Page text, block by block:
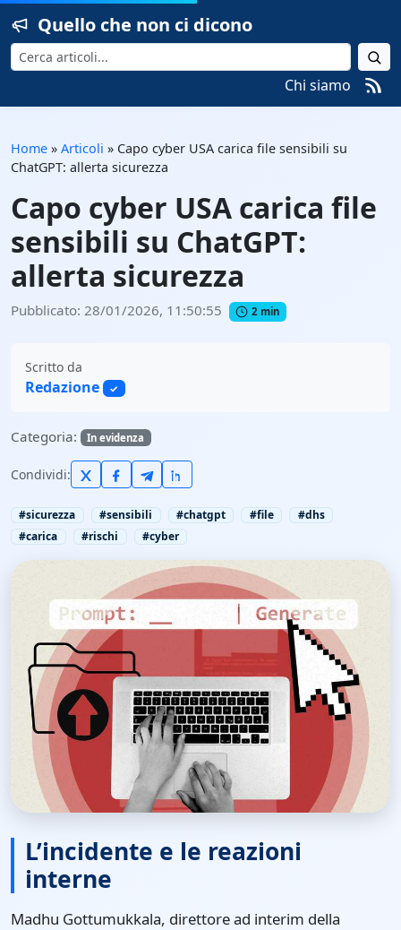
Quello che non ci dicono
Cerca
Chi siamo
Home » Articoli » Capo cyber USA carica file sensibili su
ChatGPT: allerta sicurezza
Capo cyber USA carica file
sensibili su ChatGPT:
allerta sicurezza
Pubblicato: 28/01/2026, 11:50:55 2 min
Scritto da
Redazione ✓
Categoria: In evidenza
Condividi:
#sicurezza #sensibili #chatgpt #file
#dhs
#carica
#rischi #cyber
L’incidente e le reazioni
interne
Madhu Gottumukkala, direttore ad interim della